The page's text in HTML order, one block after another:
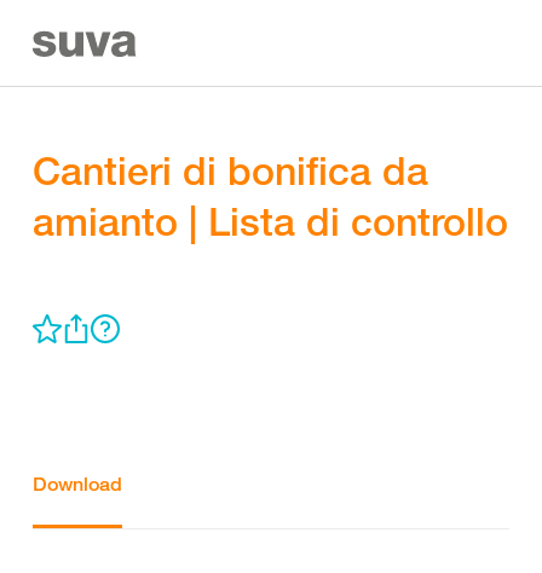
Cantieri di bonifica da
amianto | Lista di controllo
Download